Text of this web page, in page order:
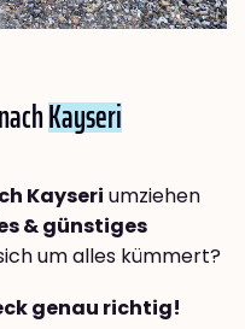
Kayseri
Kayseri umziehen
& günstiges
um alles kümmert?
genau richtig!